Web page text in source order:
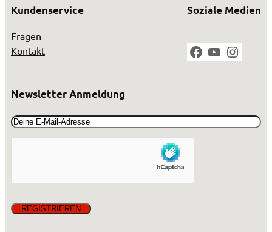
Kundenservice
Fragen
Kontakt
Soziale Medien
Facebook
YouTube
Newsletter Anmeldung
Email(erforderlich)